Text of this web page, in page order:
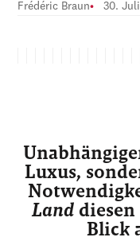
Frédéric Braun 30.
Luxus,
Land
Blick